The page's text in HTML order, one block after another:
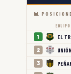
📊
EQUIPO
1 EL
2 UNIÓN
3